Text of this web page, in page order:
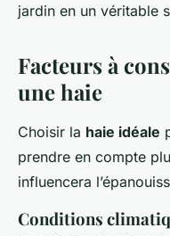
jardin en un véritable
Facteurs à
une haie
Choisir la haie idéale
prendre en compte
influencera
Conditions